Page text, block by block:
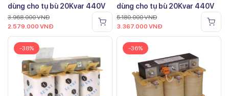
dùng cho tụ bù 20Kvar 440V
3.968.000VNĐ
2.579.000 VNĐ
dùng cho tụ bù 20Kvar 440V
5.180.000VNĐ
3.367.000 VNĐ
-38% -36%